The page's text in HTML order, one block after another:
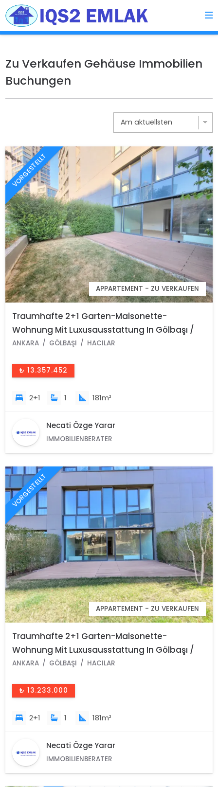
Zu Verkaufen Gehäuse Immobilien
Buchungen
VORGESTELLT
APPARTEMENT - ZU VERKAUFEN
Traumhafte 2+1 Garten-Maisonette-
Wohnung Mit Luxusausstattung In Gölbaşı /
Ankara /Türkei
ANKARA GÖLBAŞI HACILAR
₺ 13.357.452
2+1 1 181m²
Necati Özge Yarar
IMMOBILIENBERATER
VORGESTELLT
APPARTEMENT - ZU VERKAUFEN
Traumhafte 2+1 Garten-Maisonette-
Wohnung Mit Luxusausstattung In Gölbaşı /
Ankara /Türkei
ANKARA GÖLBAŞI HACILAR
₺ 13.233.000
2+1 1 181m²
Necati Özge Yarar
IMMOBILIENBERATER